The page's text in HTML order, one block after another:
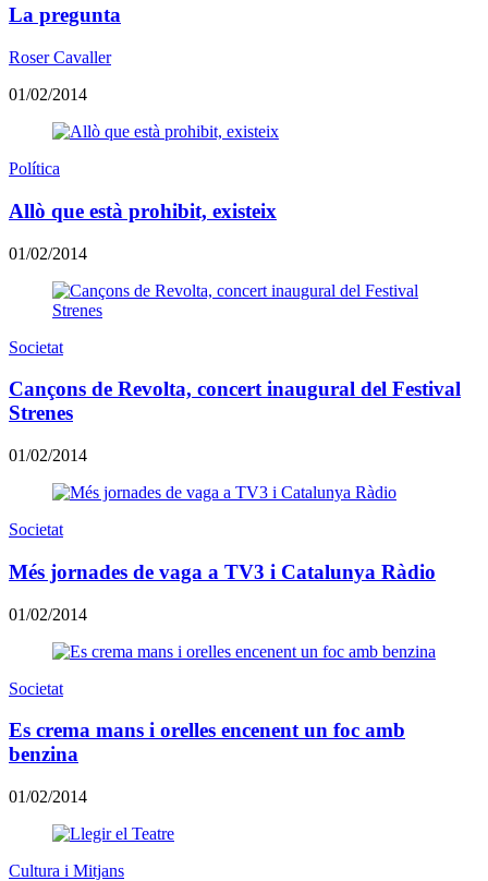
La pregunta
Roser Cavaller
01/02/2014
Política
Allò que està prohibit, existeix
01/02/2014
Societat
Cançons de Revolta, concert inaugural del Festival
Strenes
01/02/2014
Societat
Més jornades de vaga a TV3 i Catalunya Ràdio
01/02/2014
Societat
Es crema mans i orelles encenent un foc amb
benzina
01/02/2014
Cultura i Mitjans